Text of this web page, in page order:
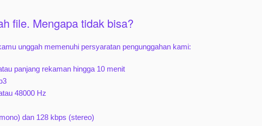
file. Mengapa tidak bisa?
unggah memenuhi persyaratan pengunggahan kami:
panjang rekaman hingga 10 menit
48000 Hz
dan 128 kbps (stereo)